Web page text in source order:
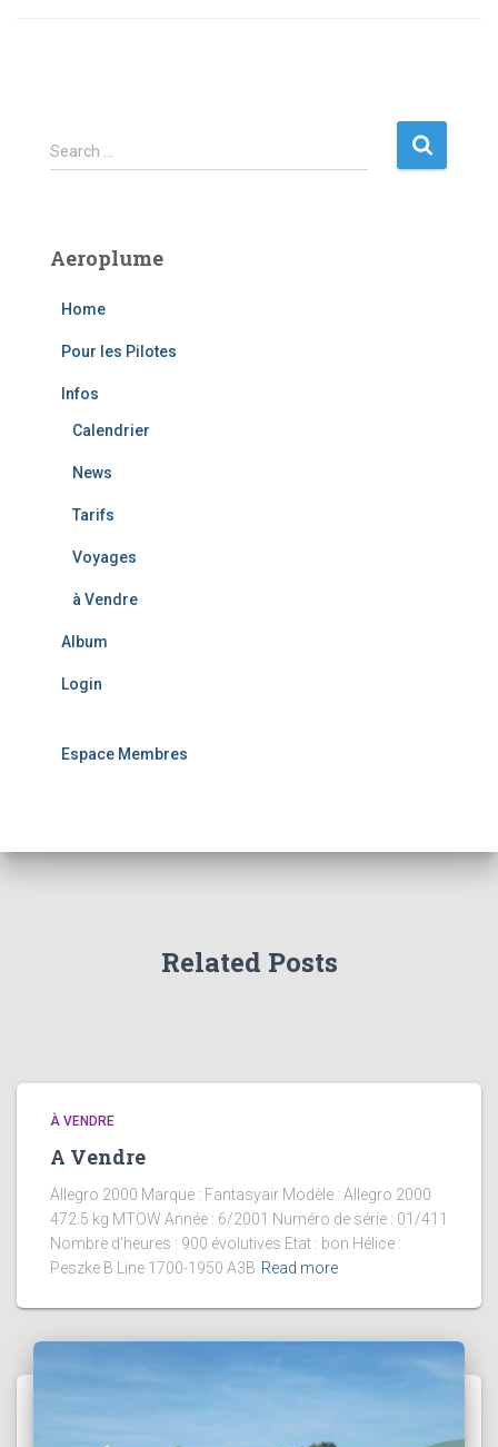
S
e
h
Search …
Aeroplume
Home
Pour les Pilotes
Infos
Calendrier
News
Tarifs
Voyages
à Vendre
Album
Login
Espace Membres
Related Posts
À VENDRE
A Vendre
Allegro 2000 Marque : Fantasyair Modèle : Allegro 2000
472.5 kg MTOW Année : 6/2001 Numéro de série : 01/411
Nombre d’heures : 900 évolutives Etat : bon Hélice :
Peszke B Line 1700-1950 A3B Read more